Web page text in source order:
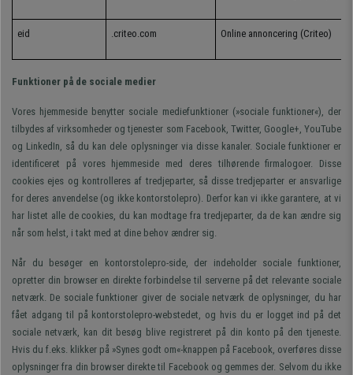
eid .criteo.com Online annoncering (Criteo)
Funktioner på de sociale medier
Vores hjemmeside benytter sociale mediefunktioner (»sociale funktioner«), der
tilbydes af virksomheder og tjenester som Facebook, Twitter, Google+, YouTube
og LinkedIn, så du kan dele oplysninger via disse kanaler. Sociale funktioner er
identificeret på vores hjemmeside med deres tilhørende firmalogoer. Disse
cookies ejes og kontrolleres af tredjeparter, så disse tredjeparter er ansvarlige
for deres anvendelse (og ikke kontorstolepro). Derfor kan vi ikke garantere, at vi
har listet alle de cookies, du kan modtage fra tredjeparter, da de kan ændre sig
når som helst, i takt med at dine behov ændrer sig.
Når du besøger en kontorstolepro-side, der indeholder sociale funktioner,
opretter din browser en direkte forbindelse til serverne på det relevante sociale
netværk. De sociale funktioner giver de sociale netværk de oplysninger, du har
fået adgang til på kontorstolepro-webstedet, og hvis du er logget ind på det
sociale netværk, kan dit besøg blive registreret på din konto på den tjeneste.
Hvis du f.eks. klikker på »Synes godt om«-knappen på Facebook, overføres disse
oplysninger fra din browser direkte til Facebook og gemmes der. Selvom du ikke